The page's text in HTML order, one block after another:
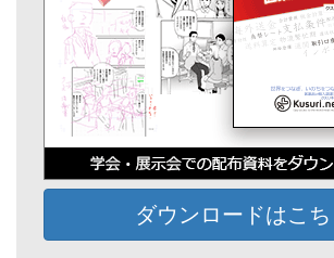
ダウンロードはこち